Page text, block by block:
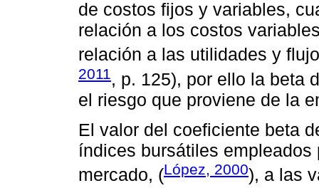
de costos fijos y variables,
relación a los costos
relación a las utilidades y
2011, p. 125), por ello la beta
el riesgo que proviene de la
El valor del coeficiente beta
índices bursátiles
mercado, (López, 2000), a las